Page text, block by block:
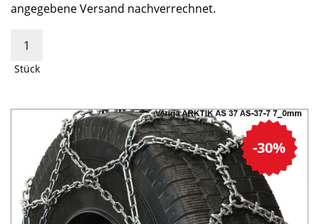
angegebene Versand nachverrechnet.
Stück
-30%